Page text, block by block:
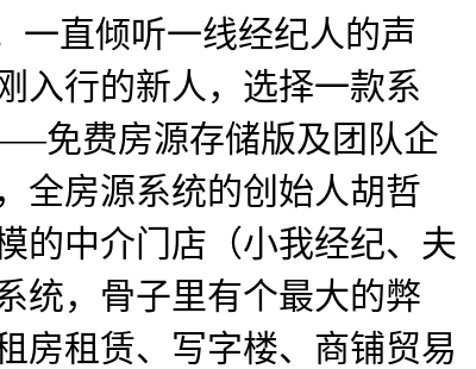
一直倾听一线经纪人的声
入行的新人，选择一款系
免费房源存储版及团队企
全房源系统的创始人胡哲
的中介门店（小我经纪、夫
统，骨子里有个最大的弊
房租赁、写字楼、商铺贸易